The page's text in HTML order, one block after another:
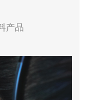
产品